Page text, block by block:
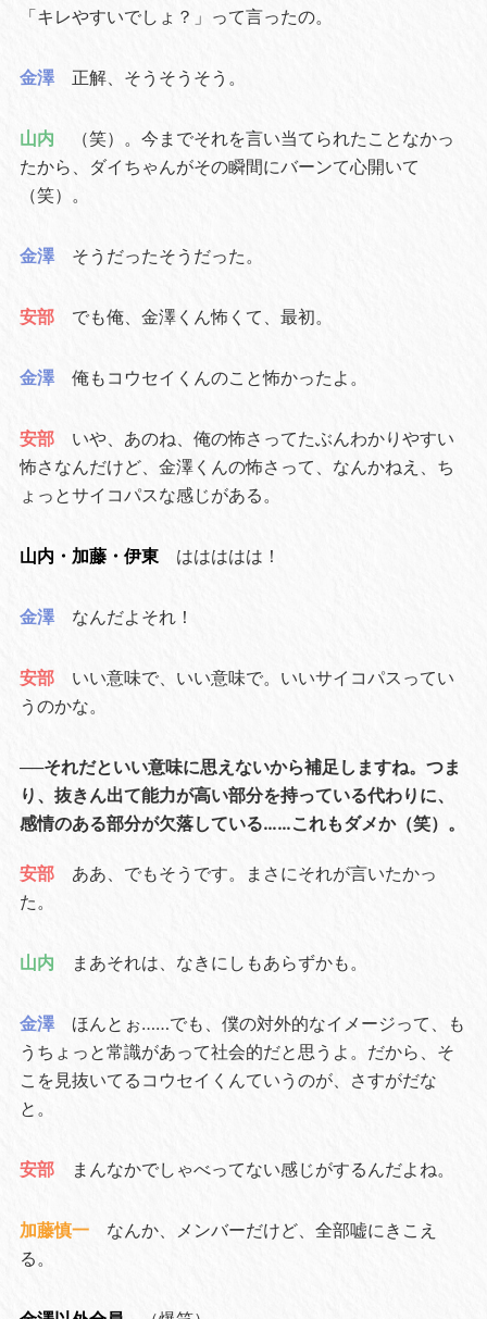
「キレやすいでしょ？」って言ったの。
金澤 正解、そうそうそう。
山内
（笑）。今までそれを言い当てられたことなかっ
たから、ダイちゃんがその瞬間にバーンて心開いて
（笑）。
金澤 そうだったそうだった。
安部 でも俺、金澤くん怖くて、最初。
金澤 俺もコウセイくんのこと怖かったよ。
安部
いや、あのね、俺の怖さってたぶんわかりやすい
怖さなんだけど、金澤くんの怖さって、なんかねえ、ち
ょっとサイコパスな感じがある。
山内・加藤・伊東 ははははは！
金澤 なんだよそれ！
安部
いい意味で、いい意味で。いいサイコパスってい
うのかな。
──それだといい意味に思えないから補足しますね。つま
り、抜きん出て能力が高い部分を持っている代わりに、
感情のある部分が欠落している……これもダメか（笑）。
安部
ああ、でもそうです。まさにそれが言いたかっ
た。
山内 まあそれは、なきにしもあらずかも。
金澤
ほんとぉ……でも、僕の対外的なイメージって、も
うちょっと常識があって社会的だと思うよ。だから、そ
こを見抜いてるコウセイくんていうのが、さすがだな
と。
安部 まんなかでしゃべってない感じがするんだよね。
加藤慎一
なんか、メンバーだけど、全部嘘にきこえ
る。